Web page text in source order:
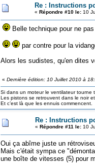
Re : Instructions
« Répondre #10 le:10
Belle technique pour ne
par contre pour la
Alors les sudistes, qu'en dites
« Dernière édition: 10 Juillet 2010 à
Si dans un moteur le ventilateur tourne
Les pistons se retrouvent dans le noir
Et c’est là que les ennuis commencent.
Re : Instructions
« Répondre #11 le:10
Oui ça abîme juste un
Mais c'était sympa ce
une boîte de vitesses (5) pour